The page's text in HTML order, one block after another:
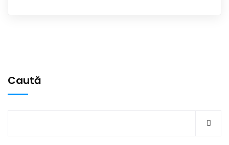
Caută